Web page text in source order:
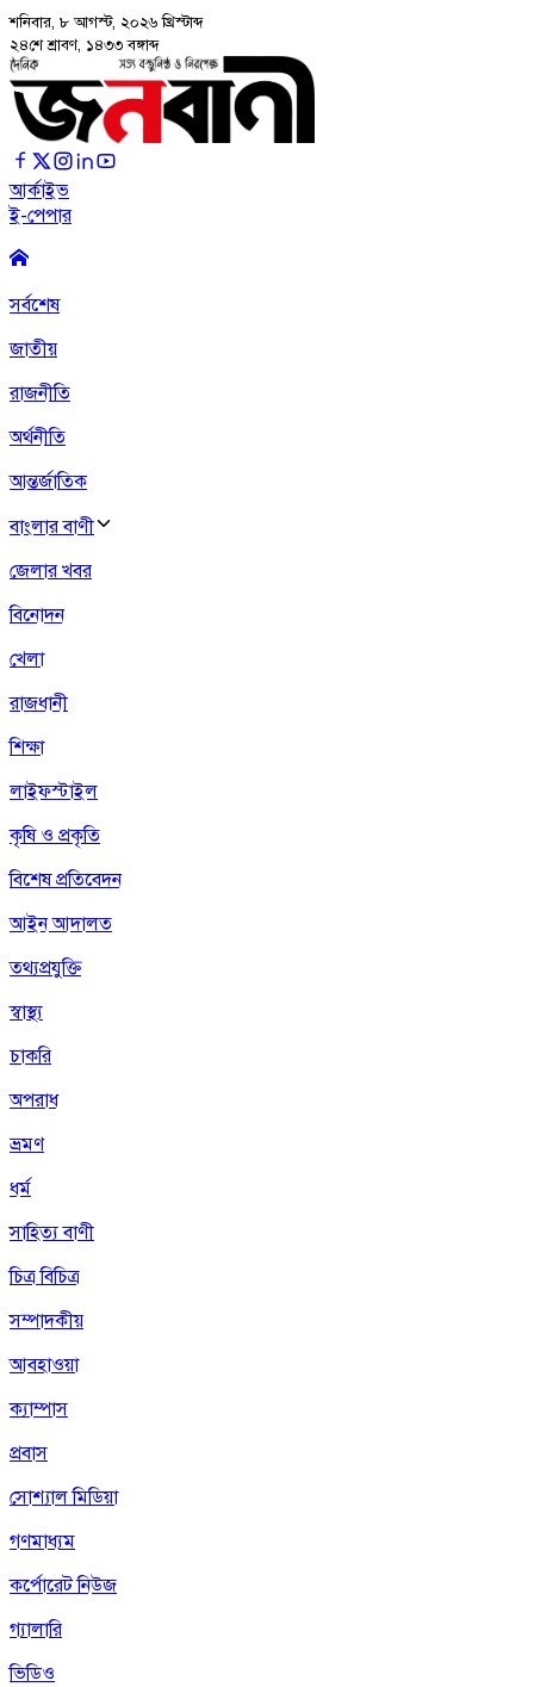
শনিবার, ৮ আগস্ট, ২০২৬ খ্রিস্টাব্দ
২৪শে শ্রাবণ, ১৪৩৩ বঙ্গাব্দ
আর্কাইভ
ই-পেপার
সর্বশেষ
জাতীয়
রাজনীতি
অর্থনীতি
আন্তর্জাতিক
বাংলার বাণী
জেলার খবর
বিনোদন
খেলা
রাজধানী
শিক্ষা
লাইফস্টাইল
কৃষি ও প্রকৃতি
বিশেষ প্রতিবেদন
আইন আদালত
তথ্যপ্রযুক্তি
স্বাস্থ্য
চাকরি
অপরাধ
ভ্রমণ
ধর্ম
সাহিত্য বাণী
চিত্র বিচিত্র
সম্পাদকীয়
আবহাওয়া
ক্যাম্পাস
প্রবাস
সোশ্যাল মিডিয়া
গণমাধ্যম
কর্পোরেট নিউজ
গ্যালারি
ভিডিও